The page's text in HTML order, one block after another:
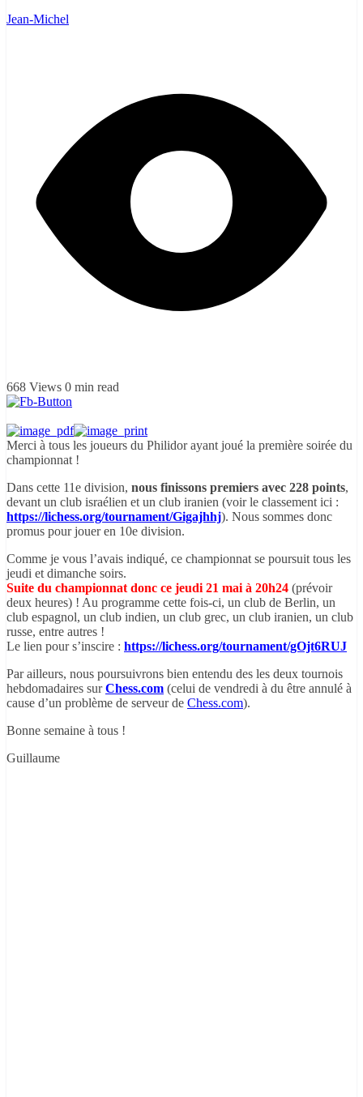
Jean-Michel
668 Views 0 min read
Merci à tous les joueurs du Philidor ayant joué la première soirée du
championnat !
Dans cette 11e division, nous finissons premiers avec 228 points,
devant un club israélien et un club iranien (voir le classement ici :
https://lichess.org/tournament/Gigajhhj). Nous sommes donc
promus pour jouer en 10e division.
Comme je vous l’avais indiqué, ce championnat se poursuit tous les
jeudi et dimanche soirs.
Suite du championnat donc ce jeudi 21 mai à 20h24 (prévoir
deux heures) ! Au programme cette fois-ci, un club de Berlin, un
club espagnol, un club indien, un club grec, un club iranien, un club
russe, entre autres !
Le lien pour s’inscire : https://lichess.org/tournament/gOjt6RUJ
Par ailleurs, nous poursuivrons bien entendu des les deux tournois
hebdomadaires surChess.com (celui de vendredi à du être annulé à
cause d’un problème de serveur de Chess.com).
Bonne semaine à tous !
Guillaume